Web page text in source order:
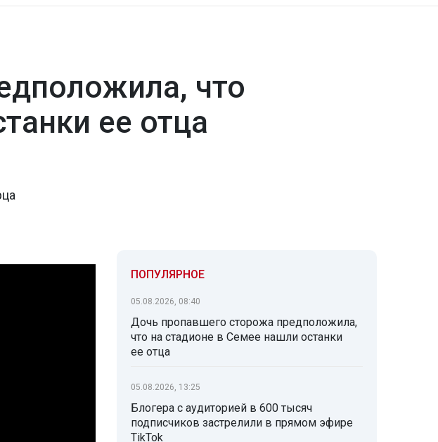
что
ее отца
ПОПУЛЯРНОЕ
05.08.2026, 08:40
Дочь пропавшего сторожа предположила,
что на стадионе в Семее нашли останки
ее отца
05.08.2026, 13:25
Блогера с аудиторией в 600 тысяч
подписчиков застрелили в прямом эфире
TikTok